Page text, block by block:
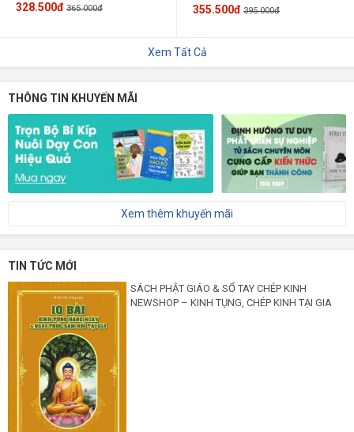
328.500đ 365.000đ 355.500đ 395.000đ
Xem Tất Cả
THÔNG TIN KHUYẾN MÃI
Xem thêm khuyến mãi
TIN TỨC MỚI
SÁCH PHẬT GIÁO & SỔ TAY CHÉP KINH
NEWSHOP – KINH TỤNG, CHÉP KINH TẠI GIA